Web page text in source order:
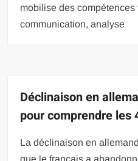
mobilise des compétences
communication, analyse
Déclinaison en
pour comprendre les
La déclinaison en